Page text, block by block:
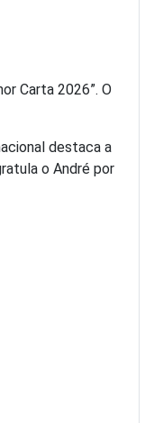
Carta 2026”. O
destaca a
o André por